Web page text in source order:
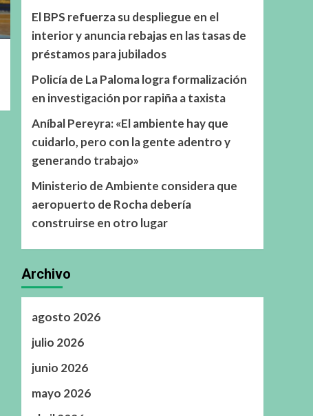
El BPS refuerza su despliegue en el
interior y anuncia rebajas en las tasas de
préstamos para jubilados
Policía de La Paloma logra formalización
en investigación por rapiña a taxista
Aníbal Pereyra: «El ambiente hay que
cuidarlo, pero con la gente adentro y
generando trabajo»
Ministerio de Ambiente considera que
aeropuerto de Rocha debería
construirse en otro lugar
Archivo
agosto 2026
julio 2026
junio 2026
mayo 2026